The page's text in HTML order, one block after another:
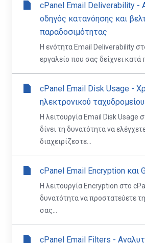
cPanel Email Deliverability -
οδηγός κατανόησης και
παραδοσιμότητας
Η ενότητα Email Deliverability
εργαλείο που σας δείχνει κατά
cPanel Email Disk Usage -
ηλεκτρονικού ταχυδρομείου
Η λειτουργία Email Disk Usage
δίνει τη δυνατότητα να
διαχειρίζεστε...
cPanel Email Encryption και
Η λειτουργία Encryption στο
δυνατότητα να προστατεύετε
σας...
cPanel Email Filters -